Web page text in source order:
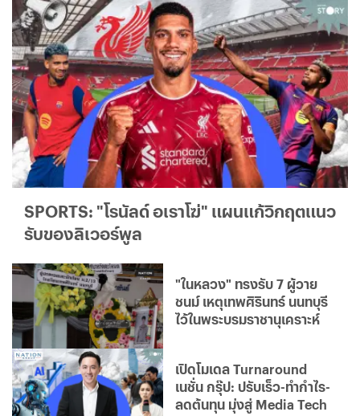
SPORTS: "โรนัลด์ อเราโฆ่" แผนแก้วิกฤตแนว
รับของลิเวอร์พูล
"ในหลวง" ทรงรับ 7 ผู้วาย
ชนม์ เหตุเทพศิรินทร์ นนทบุรี
ไว้ในพระบรมราชานุเคราะห์
เปิดโมเดล Turnaround
เนชั่น กรุ๊ป: ปรับเร็ว-ทำกำไร-
ลดต้นทุน มุ่งสู่ Media Tech